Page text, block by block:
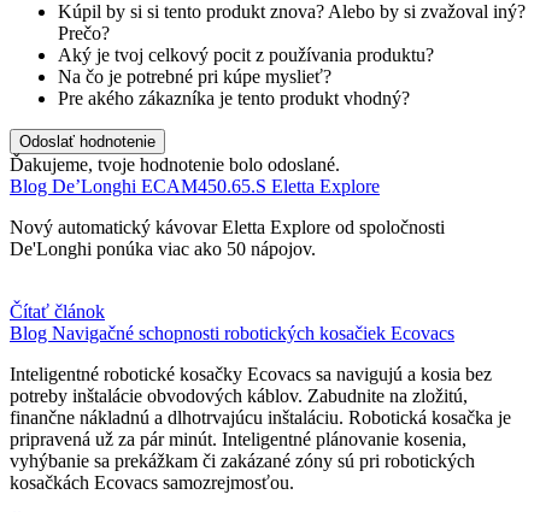
Kúpil by si si tento produkt znova? Alebo by si zvažoval iný?
Prečo?
Aký je tvoj celkový pocit z používania produktu?
Na čo je potrebné pri kúpe myslieť?
Pre akého zákazníka je tento produkt vhodný?
Odoslať hodnotenie
Ďakujeme, tvoje hodnotenie bolo odoslané.
Blog De’Longhi ECAM450.65.S Eletta Explore
Nový automatický kávovar Eletta Explore od spoločnosti
De'Longhi ponúka viac ako 50 nápojov.
Čítať článok
Blog Navigačné schopnosti robotických kosačiek Ecovacs
Inteligentné robotické kosačky Ecovacs sa navigujú a kosia bez
potreby inštalácie obvodových káblov. Zabudnite na zložitú,
finančne nákladnú a dlhotrvajúcu inštaláciu. Robotická kosačka je
pripravená už za pár minút. Inteligentné plánovanie kosenia,
vyhýbanie sa prekážkam či zakázané zóny sú pri robotických
kosačkách Ecovacs samozrejmosťou.